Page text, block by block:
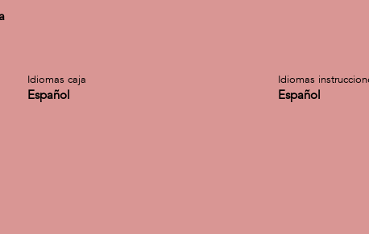
Idiomas caja
Español
Idiomas
Español